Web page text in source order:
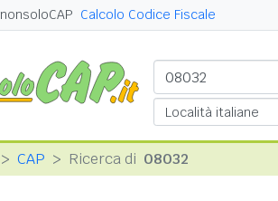
nonsoloCAP Calcolo Codice Fiscale
CAP Ricerca di 08032